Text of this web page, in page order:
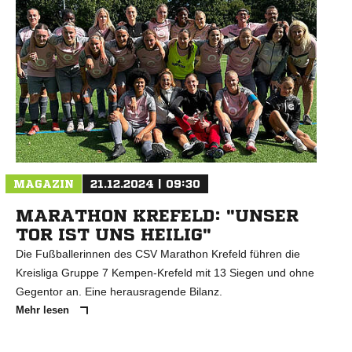
MAGAZIN 21.12.2024 | 09:30
MARATHON KREFELD: "UNSER
TOR IST UNS HEILIG"
Die Fußballerinnen des CSV Marathon Krefeld führen die
Kreisliga Gruppe 7 Kempen-Krefeld mit 13 Siegen und ohne
Gegentor an. Eine herausragende Bilanz.
Mehr lesen